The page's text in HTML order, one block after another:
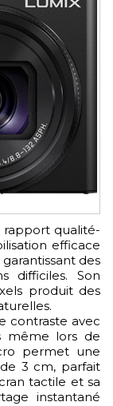
efficace
des
difficiles. Son
produit des
contraste avec
même lors de
permet une
3 cm, parfait
tactile et sa
instantané